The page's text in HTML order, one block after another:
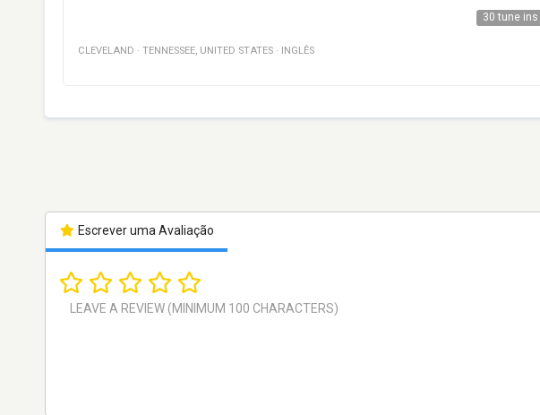
30 tune ins
CLEVELAND · TENNESSEE, UNITED STATES · INGLÊS
Escrever uma Avaliação